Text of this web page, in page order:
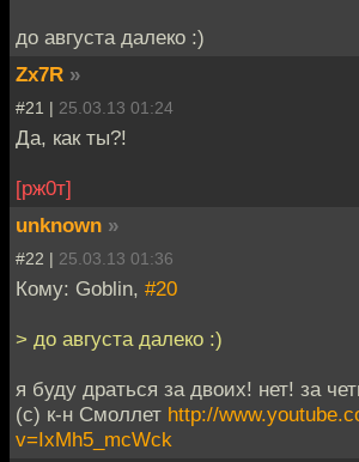
до августа далеко :)
Zx7R »
#21 | 25.03.13 01:24
Да, как ты?!
[рж0т]
unknown »
#22 | 25.03.13 01:36
Кому: Goblin, #20
> до августа далеко :)
я буду драться за двоих! нет! за
(с) к-н Смоллет http://
v=IxMh5_mcWck